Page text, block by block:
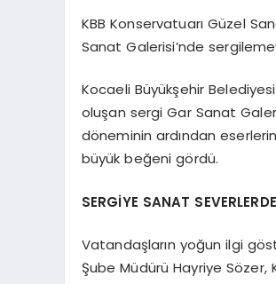
KBB Konservatuarı Güzel
Sanat Galerisi’nde
Kocaeli Büyükşehir
oluşan sergi Gar Sanat
döneminin ardından
büyük beğeni gördü.
SERGİYE SANAT
Vatandaşların yoğun ilgi
Şube Müdürü Hayriye